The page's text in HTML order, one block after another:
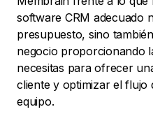
software CRM adecuado
presupuesto, sino
negocio proporcionando
necesitas para ofrecer
cliente y optimizar el flujo
equipo.